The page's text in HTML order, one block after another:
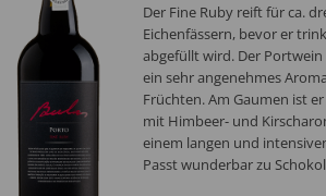
Der Fine Ruby reift für ca.
Eichenfässern, bevor er
abgefüllt wird. Der
ein sehr angenehmes
Früchten. Am Gaumen ist
mit Himbeer- und
einem langen und
Passt wunderbar zu